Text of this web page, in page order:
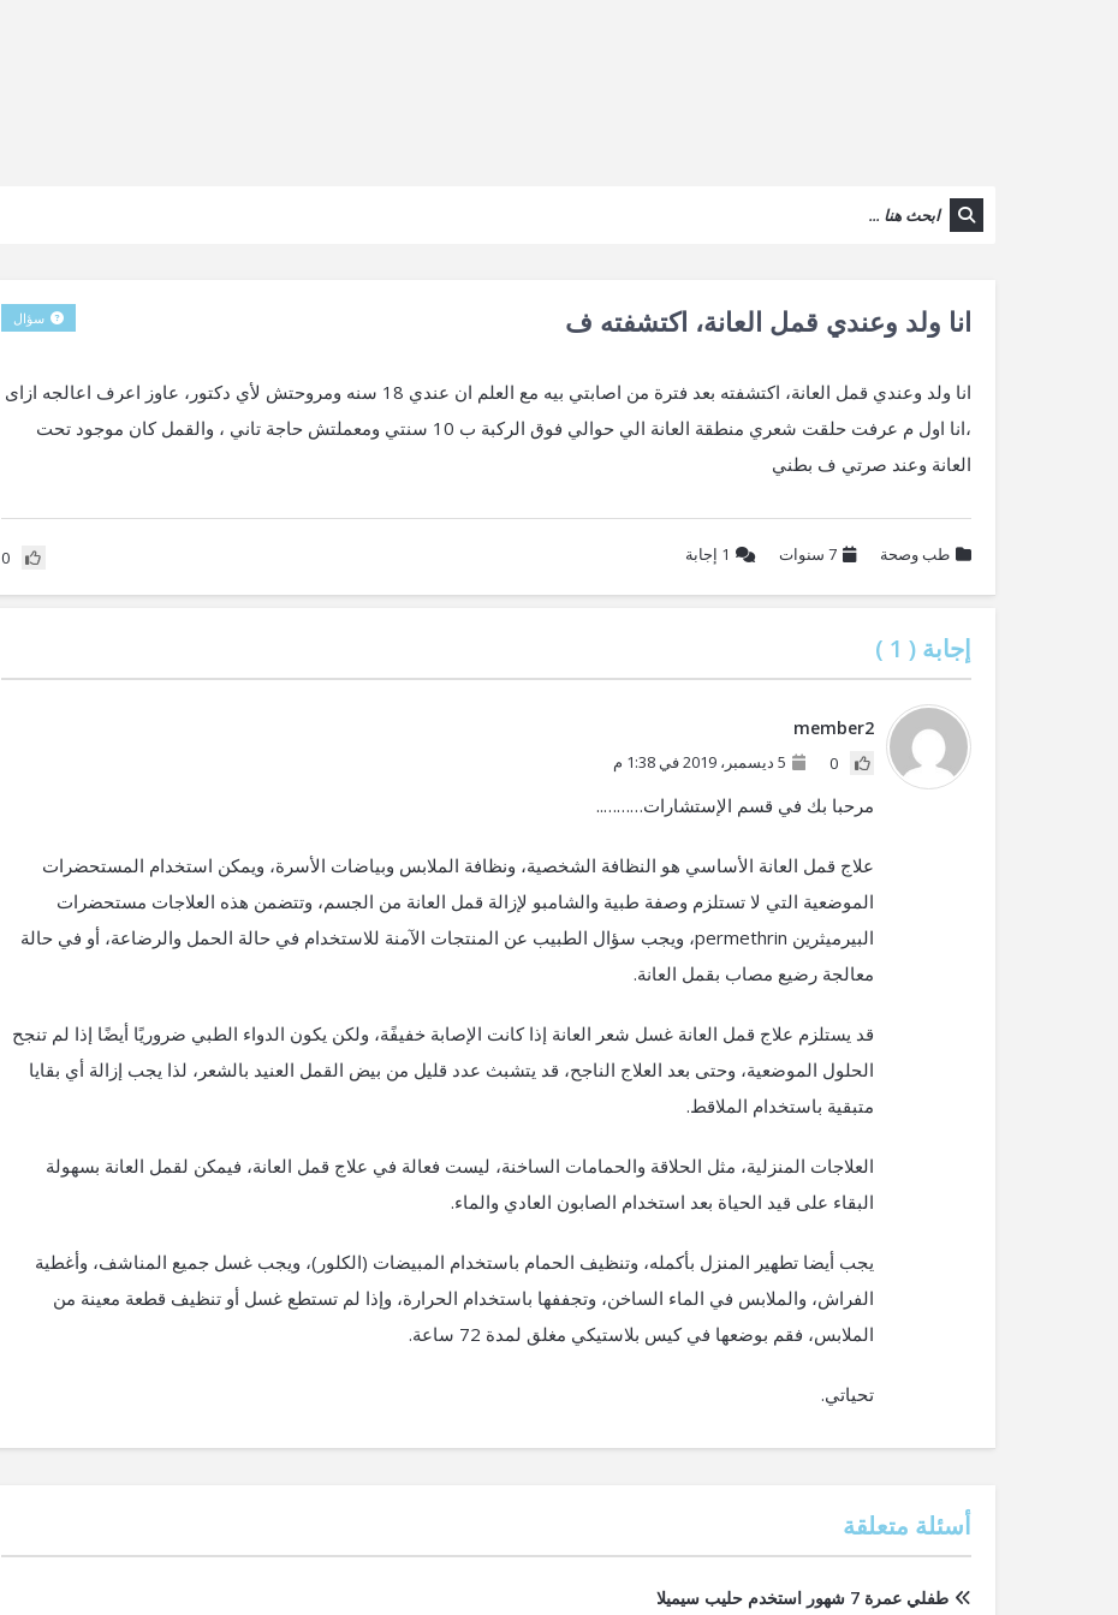
انا ولد وعندي قمل العانة، اكتشفته ف سؤال
انا ولد وعندي قمل العانة، اكتشفته بعد فترة من اصابتي بيه مع العلم ان عندي 18 سنه ومروحتش لأي دكتور، عاوز اعرف اعالجه ازاى
،انا اول م عرفت حلقت شعري منطقة العانة الي حوالي فوق الركبة ب 10 سنتي ومعملتش حاجة تاني ، والقمل كان موجود تحت
العانة وعند صرتي ف بطني
طب وصحة 7 سنوات 1 إجابة 0
إجابة ( 1
)
member2
0 5 ديسمبر، 2019 في 1:38 م
مرحبا بك في قسم الإستشارات………..
علاج قمل العانة الأساسي هو النظافة الشخصية، ونظافة الملابس وبياضات الأسرة، ويمكن استخدام المستحضرات
الموضعية التي لا تستلزم وصفة طبية والشامبو لإزالة قمل العانة من الجسم، وتتضمن هذه العلاجات مستحضرات
البيرميثرين permethrin، ويجب سؤال الطبيب عن المنتجات الآمنة للاستخدام في حالة الحمل والرضاعة، أو في حالة
معالجة رضيع مصاب بقمل العانة.
قد يستلزم علاج قمل العانة غسل شعر العانة إذا كانت الإصابة خفيفًة، ولكن يكون الدواء الطبي ضروريًا أيضًا إذا لم تنجح
الحلول الموضعية، وحتى بعد العلاج الناجح، قد يتشبث عدد قليل من بيض القمل العنيد بالشعر، لذا يجب إزالة أي بقايا
متبقية باستخدام الملاقط.
العلاجات المنزلية، مثل الحلاقة والحمامات الساخنة، ليست فعالة في علاج قمل العانة، فيمكن لقمل العانة بسهولة
البقاء على قيد الحياة بعد استخدام الصابون العادي والماء.
يجب أيضا تطهير المنزل بأكمله، وتنظيف الحمام باستخدام المبيضات (الكلور)، ويجب غسل جميع المناشف، وأغطية
الفراش، والملابس في الماء الساخن، وتجففها باستخدام الحرارة، وإذا لم تستطع غسل أو تنظيف قطعة معينة من
الملابس، فقم بوضعها في كيس بلاستيكي مغلق لمدة 72 ساعة.
تحياتي.
أسئلة متعلقة
طفلي عمرة 7 شهور استخدم حليب سيميلا